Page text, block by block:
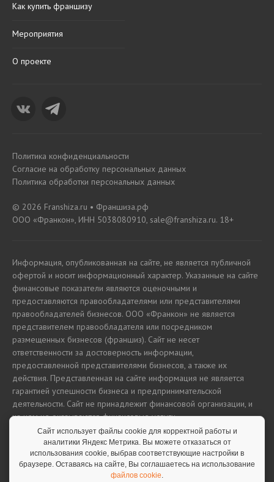
Как купить франшизу
Мероприятия
О проекте
Политика конфиденциальности
Согласие на обработку персональных данных
Политика обработки персональных данных
© 2026 Franshiza.ru • Франшиза.рф
ООО «Франкон», ИНН 5038080910, sale@franshiza.ru. 18+
Информация, опубликованная на сайте, не является публичной
офертой и носит информационный характер. Указанные на сайте
финансовые показатели являются оценочными и
предоставляются правообладателями или представителями
правообладателей бизнесов. ООО «Франкон» не является
представителем правообладателя или посредником
размещенных бизнесов (франшиз). Сайт не несет
ответственности за достоверность информации,
предоставленной представителями бизнесов, а также их
действия. Представленная на сайте информация не является
гарантией успешности бизнеса и предпринимательской
деятельности. Сайт не принадлежит финансовой организации, и
на нем не оказываются финансовые услуги.
Полная версия сайта
Сайт использует файлы cookie для корректной работы и
аналитики Яндекс Метрика. Вы можете отказаться от
использования cookie, выбрав соответствующие настройки в
браузере. Оставаясь на сайте, Вы соглашаетесь на использование
файлов cookie.